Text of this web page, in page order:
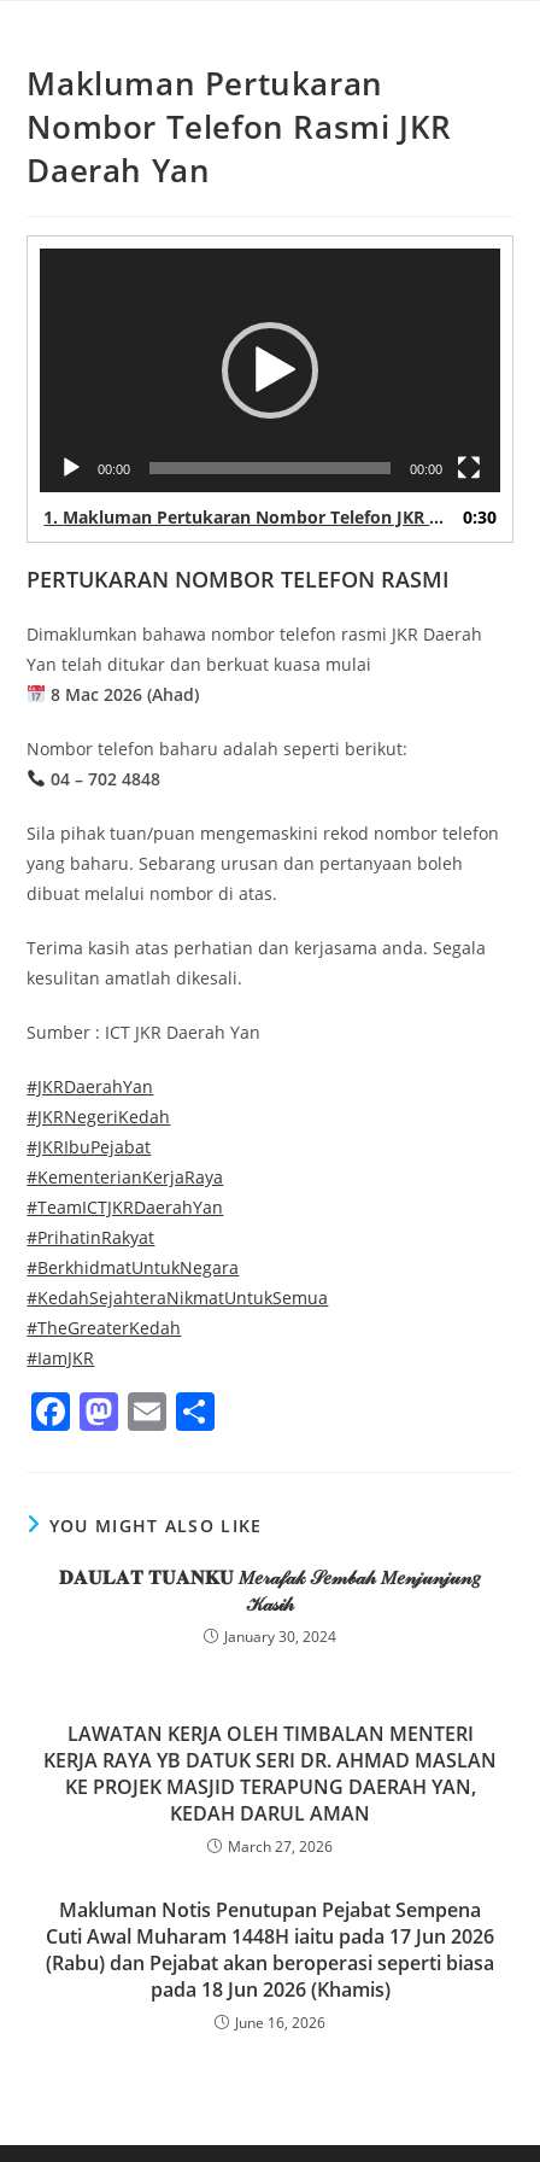
Makluman Pertukaran
Nombor Telefon Rasmi JKR
Daerah Yan
00:00 00:00
1. Makluman Pertukaran Nombor Telefon JKR Daerah Yan 0:30
PERTUKARAN NOMBOR TELEFON RASMI
Dimaklumkan bahawa nombor telefon rasmi JKR Daerah
Yan telah ditukar dan berkuat kuasa mulai
8 Mac 2026 (Ahad)
Nombor telefon baharu adalah seperti berikut:
04 – 702 4848
Sila pihak tuan/puan mengemaskini rekod nombor telefon
yang baharu. Sebarang urusan dan pertanyaan boleh
dibuat melalui nombor di atas.
Terima kasih atas perhatian dan kerjasama anda. Segala
kesulitan amatlah dikesali.
Sumber : ICT JKR Daerah Yan
#JKRDaerahYan
#JKRNegeriKedah
#JKRIbuPejabat
#KementerianKerjaRaya
#TeamICTJKRDaerahYan
#PrihatinRakyat
#BerkhidmatUntukNegara
#KedahSejahteraNikmatUntukSemua
#TheGreaterKedah
#IamJKR
F
e
b
M
o
d
E
l e
YOU MIGHT ALSO LIKE
𝐃𝐀𝐔𝐋𝐀𝐓 𝐓𝐔𝐀𝐍𝐊𝐔 𝑀𝑒𝓇𝒶𝒻𝒶𝓀 𝒮𝑒𝓂𝒷𝒶𝒽 𝑀𝑒𝓃𝒿𝓊𝓃𝒿𝓊𝓃𝑔
𝒦𝒶𝓈𝒾𝒽
January 30, 2024
LAWATAN KERJA OLEH TIMBALAN MENTERI
KERJA RAYA YB DATUK SERI DR. AHMAD MASLAN
KE PROJEK MASJID TERAPUNG DAERAH YAN,
KEDAH DARUL AMAN
March 27, 2026
Makluman Notis Penutupan Pejabat Sempena
Cuti Awal Muharam 1448H iaitu pada 17 Jun 2026
(Rabu) dan Pejabat akan beroperasi seperti biasa
pada 18 Jun 2026 (Khamis)
June 16, 2026